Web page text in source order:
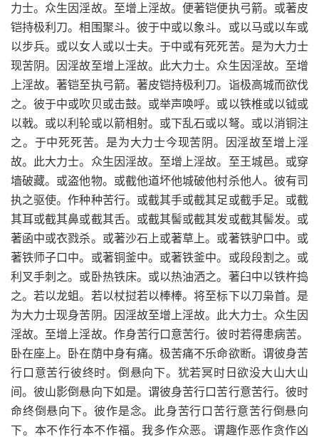
力士。众生因淫故。至增上淫故。便著铠便执弓箭。或著皮
铠持极利刀。相围聚斗。彼于中或以象斗。或以马或以车或
以步兵。或以女人或以士夫。于中或有死死苦。是为大力士
现苦阴。因淫故至增上淫故。此大力士。众生因淫故。至增
上淫故。著铠至执弓箭。著皮铠持极利刀。诣极高城而欲伐
之。彼于中或吹贝或击鼓。或举声唤呼。或以铁椎或以钺或
以戟。或以利轮或以箭相射。或下乱石或以弩。或以消铜注
之。于中死死苦。是为大力士今现苦阴。因淫故至增上淫
故。此大力士。众生因淫故。至增上淫故。至王城邑。或穿
墙破藏。或盗他物。或截他道坏他城破他村杀他人。彼有司
执之驱使。作种种苦行。或截其手或截其足或截手足。或截
其耳或截其鼻或截其舌。或截其髻或截其发或截其髻发。或
著函中或衣戮杀。或著沙石上或著草上。或著铁驴口中。或
著铁师子口中。或著铜釜中。或著铁釜中。或段段割之。或
利叉手刺之。或卧热铁床。或以热油洒之。著臼中以铁杵捣
之。若以龙蛆。若以杖挝若以棒棒。将至标下以刀枭首。是
为大力士现身苦阴。因淫故至增上淫故。此大力士。众生因
淫故。至增上淫故。作身苦行口意苦行。彼时若得患病苦。
卧在座上。卧在荫中身有痛。极苦痛不乐命欲断。谓彼身苦
行口意苦行彼终时。倒悬向下。犹若冥时日欲没大山大山
间。彼山影倒悬向下如是。谓彼身苦行口苦行意苦行。彼时
命终倒悬向下。彼作是念。此身苦行口苦行意苦行倒悬向
下。本不作行本不作福。我多作众恶。谓趣作恶作贪作凶